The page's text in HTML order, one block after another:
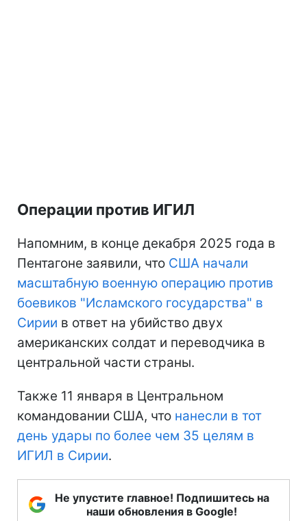
Операции против ИГИЛ
Напомним, в конце декабря 2025 года в
Пентагоне заявили, что США начали
масштабную военную операцию против
боевиков "Исламского государства" в
Сирии в ответ на убийство двух
американских солдат и переводчика в
центральной части страны.
Также 11 января в Центральном
командовании США, что нанесли в тот
день удары по более чем 35 целям в
ИГИЛ в Сирии.
Не упустите главное! Подпишитесь на
наши обновления в Google!